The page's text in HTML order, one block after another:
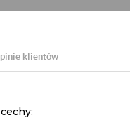
klientów